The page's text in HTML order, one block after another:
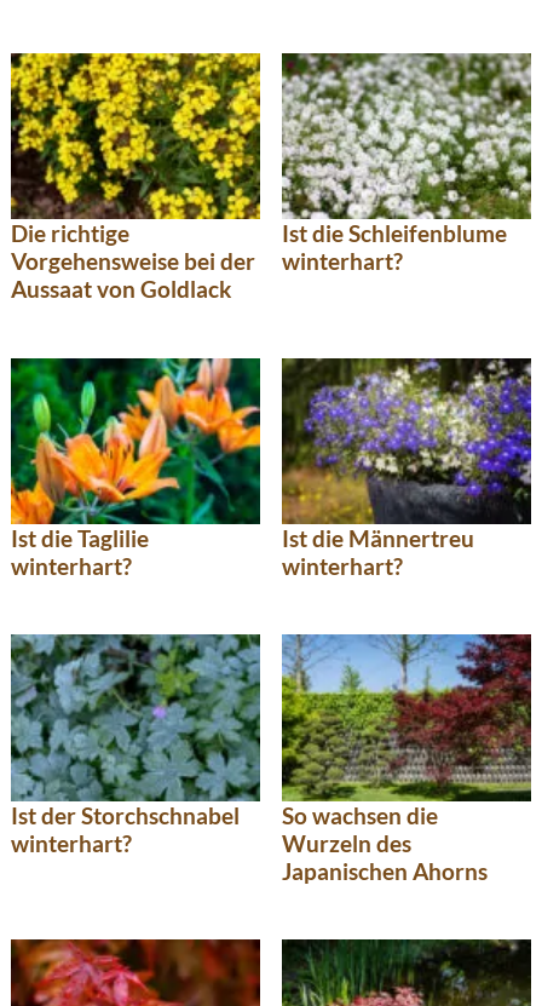
Die richtige
Vorgehensweise bei der
Aussaat von Goldlack
Ist die Schleifenblume
winterhart?
Ist die Taglilie
winterhart?
Ist die Männertreu
winterhart?
Ist der Storchschnabel
winterhart?
So wachsen die
Wurzeln des
Japanischen Ahorns